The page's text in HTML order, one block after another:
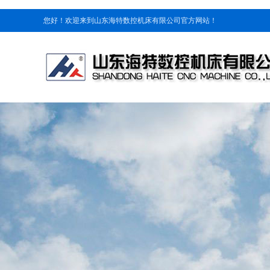
您好！欢迎来到山东海特数控机床有限公司官方网站！